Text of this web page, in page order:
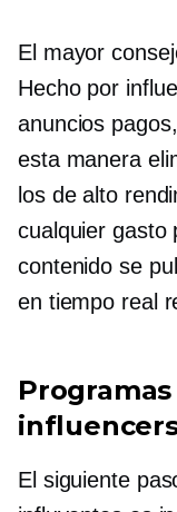
El mayor
Hecho por
anuncios
esta manera
los de alto
cualquier gasto
contenido se
en tiempo real
El siguiente